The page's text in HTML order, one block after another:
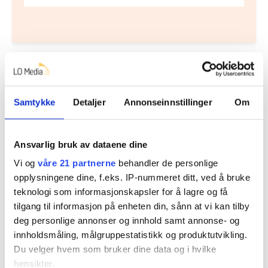
Samtykke Detaljer Annonseinnstillinger Om
Ansvarlig bruk av dataene dine
Vi og våre 21 partnerne behandler de personlige
opplysningene dine, f.eks. IP-nummeret ditt, ved å bruke
teknologi som informasjonskapsler for å lagre og få
tilgang til informasjon på enheten din, sånn at vi kan tilby
deg personlige annonser og innhold samt annonse- og
innholdsmåling, målgruppestatistikk og produktutvikling.
Du velger hvem som bruker dine data og i hvilke
hensikter.
Flere saker
KI tar jobben fra unge: – Utviklingen går
ekstremt fort